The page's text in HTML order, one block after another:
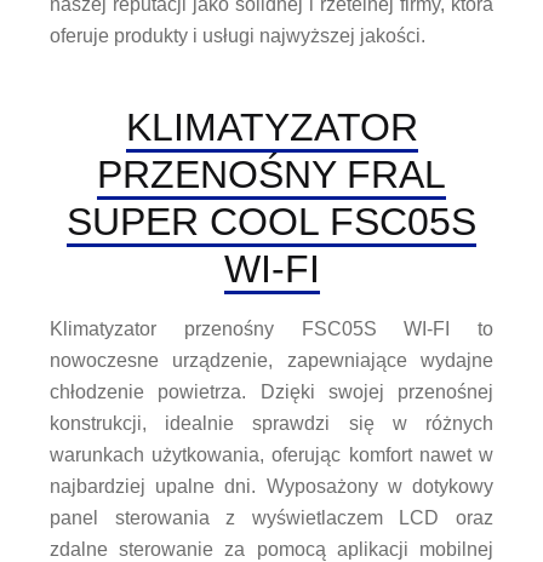
naszej reputacji jako solidnej i rzetelnej firmy, która
oferuje produkty i usługi najwyższej jakości.
KLIMATYZATOR
PRZENOŚNY FRAL
SUPER COOL FSC05S
WI-FI
Klimatyzator przenośny FSC05S WI-FI to
nowoczesne urządzenie, zapewniające wydajne
chłodzenie powietrza. Dzięki swojej przenośnej
konstrukcji, idealnie sprawdzi się w różnych
warunkach użytkowania, oferując komfort nawet w
najbardziej upalne dni. Wyposażony w dotykowy
panel sterowania z wyświetlaczem LCD oraz
zdalne sterowanie za pomocą aplikacji mobilnej